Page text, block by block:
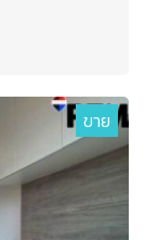
ขาย